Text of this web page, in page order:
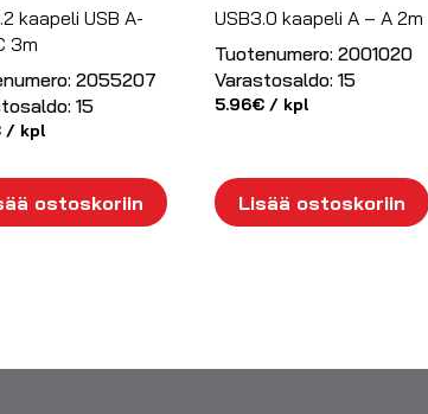
kaapeli USB A-
3m
2055207
15
/ kpl
ostoskoriin
USB3.0 kaapeli A – A 2m
Tuotenumero: 2001020
Varastosaldo: 15
5.96€ / kpl
Lisää ostoskoriin